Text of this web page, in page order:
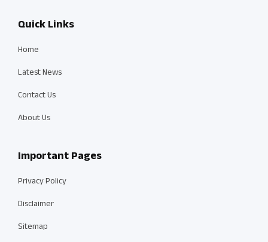
Quick Links
Home
Latest News
Contact Us
About Us
Important Pages
Privacy Policy
Disclaimer
Sitemap